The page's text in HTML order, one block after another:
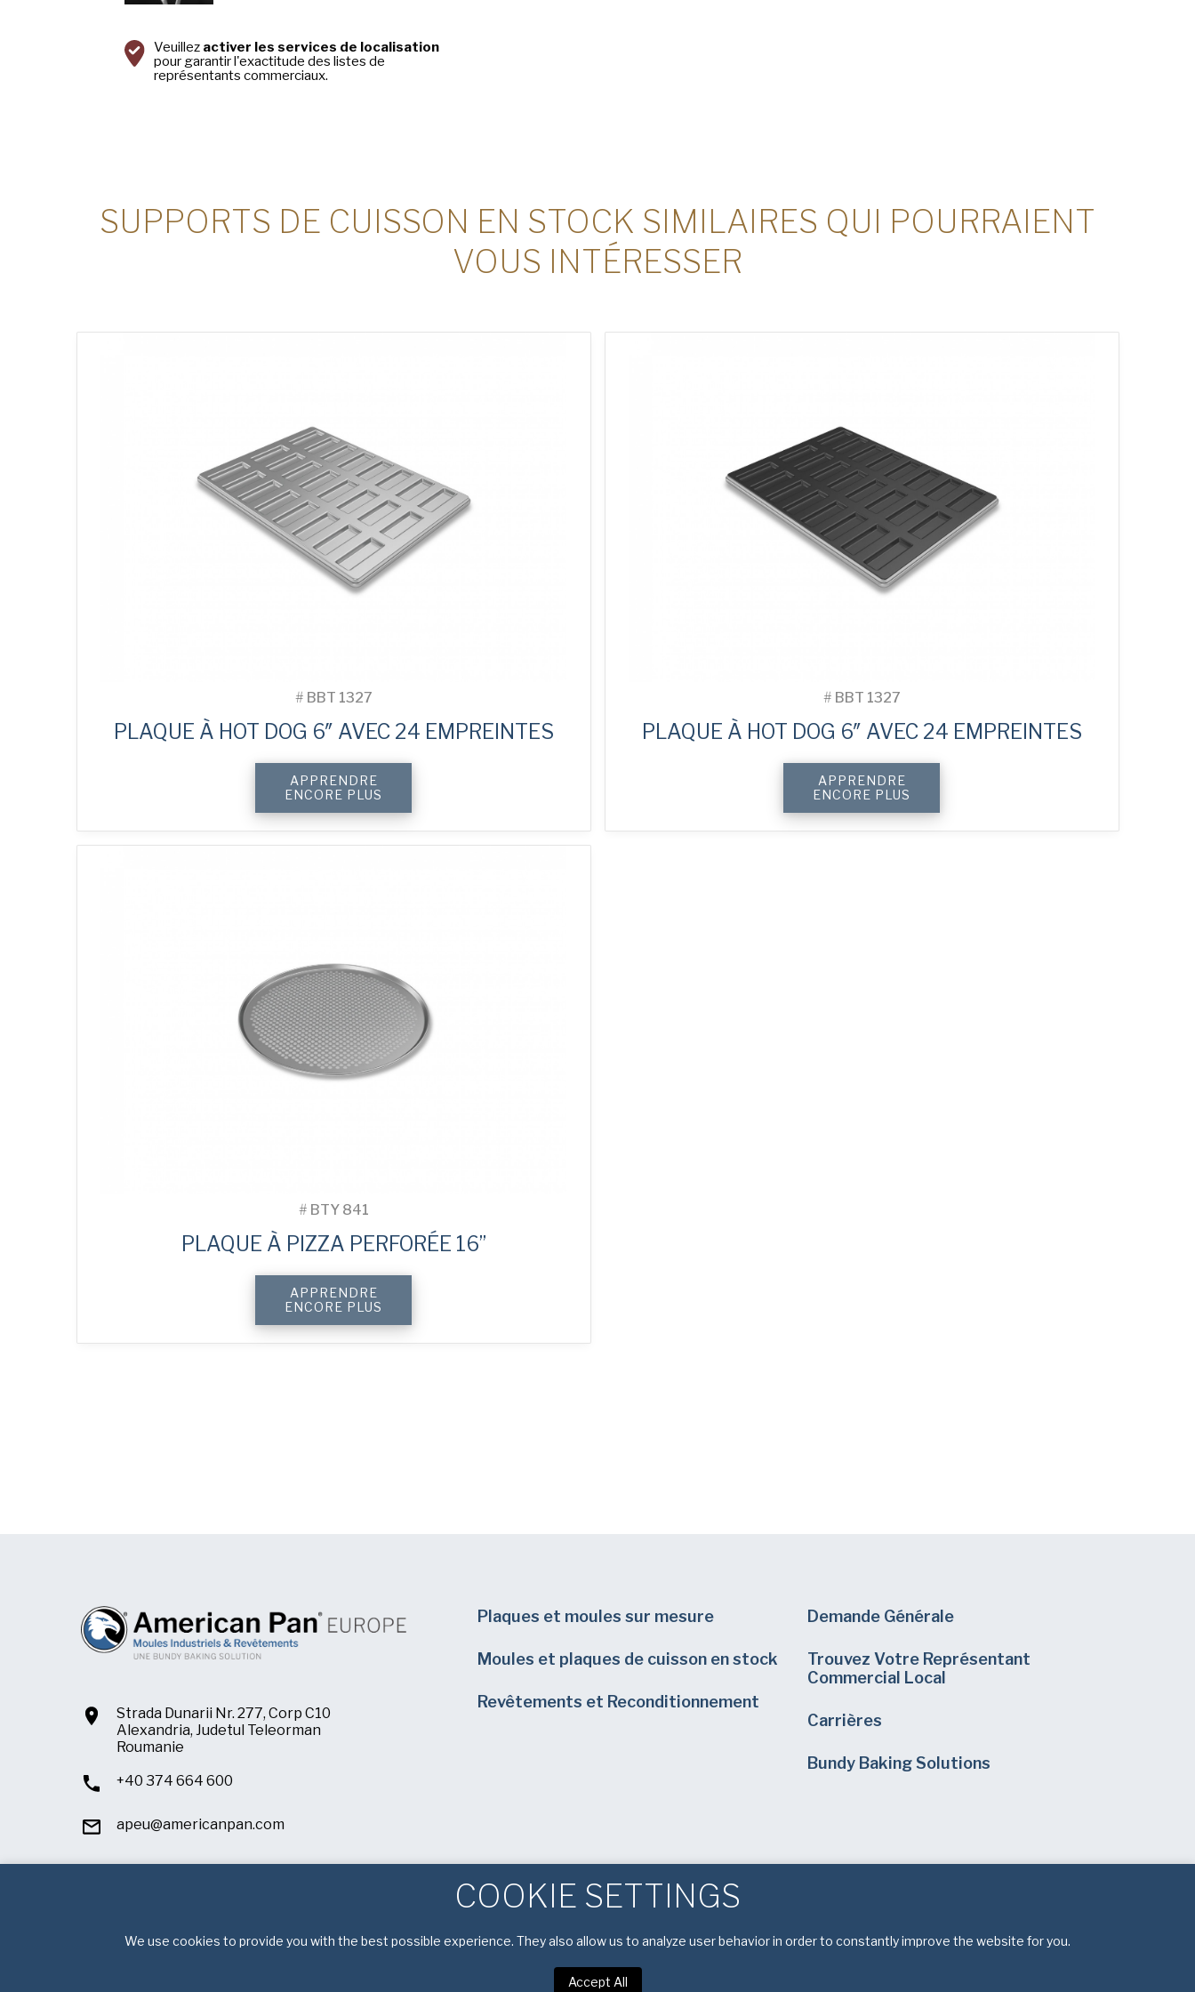
Veuillez activer les services de localisation
pour garantir l'exactitude des listes de
représentants commerciaux.
SUPPORTS DE CUISSON EN STOCK SIMILAIRES QUI POURRAIENT
VOUS INTÉRESSER
# BBT 1327
PLAQUE À HOT DOG 6″ AVEC 24 EMPREINTES
APPRENDRE
ENCORE PLUS
# BBT 1327
PLAQUE À HOT DOG 6″ AVEC 24 EMPREINTES
APPRENDRE
ENCORE PLUS
# BTY 841
PLAQUE À PIZZA PERFORÉE 16”
APPRENDRE
ENCORE PLUS
Strada Dunarii Nr. 277, Corp C10
Alexandria, Judetul Teleorman
Roumanie
+40 374 664 600
apeu@americanpan.com
Plaques et moules sur mesure
Moules et plaques de cuisson en stock
Revêtements et Reconditionnement
Demande Générale
Trouvez Votre Représentant
Commercial Local
Carrières
Bundy Baking Solutions
COOKIE SETTINGS
We use cookies to provide you with the best possible experience. They also allow us to analyze user behavior in order to constantly improve the website for you.
Accept All